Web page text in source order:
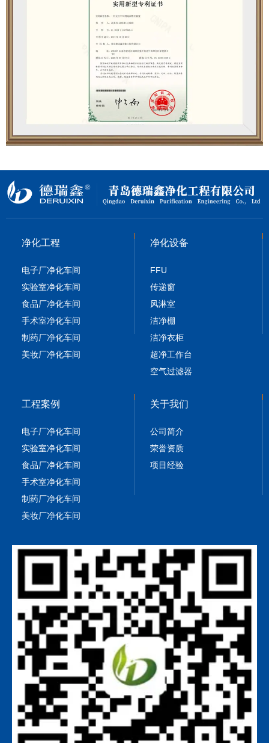
净化工程
电子厂净化车间
实验室净化车间
食品厂净化车间
手术室净化车间
制药厂净化车间
美妆厂净化车间
净化设备
FFU
传递窗
风淋室
洁净棚
洁净衣柜
超净工作台
空气过滤器
工程案例
电子厂净化车间
实验室净化车间
食品厂净化车间
手术室净化车间
制药厂净化车间
美妆厂净化车间
关于我们
公司简介
荣誉资质
项目经验